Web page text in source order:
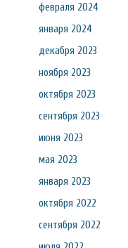
февраля 2024
января 2024
декабря 2023
ноября 2023
октября 2023
сентября 2023
июня 2023
мая 2023
января 2023
октября 2022
сентября 2022